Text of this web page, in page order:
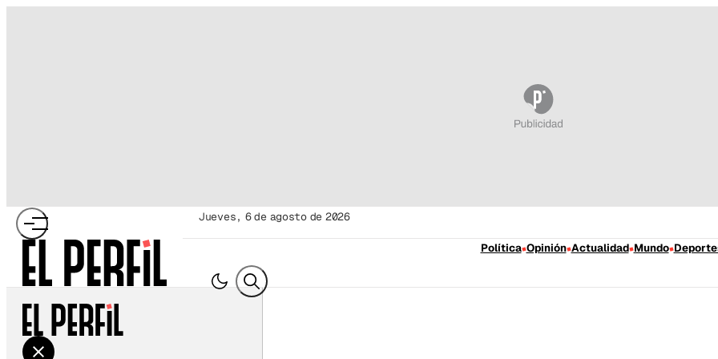
jueves, 6 de agosto de 2026
Política Opinión Actualidad Mundo